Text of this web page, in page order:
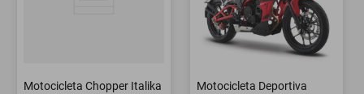
Motocicleta Chopper Italika
Motocicleta Deportiva